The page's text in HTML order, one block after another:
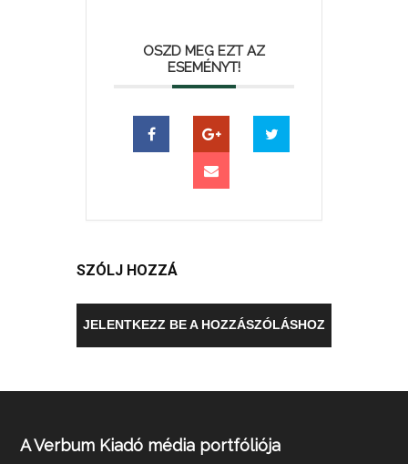
OSZD MEG EZT AZ
ESEMÉNYT!
SZÓLJ HOZZÁ
JELENTKEZZ BE A HOZZÁSZÓLÁSHOZ
A Verbum Kiadó média portfóliója